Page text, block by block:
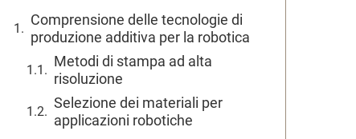
Comprensione delle tecnologie di
produzione additiva per la robotica
Metodi di stampa ad alta
risoluzione
Selezione dei materiali per
applicazioni robotiche